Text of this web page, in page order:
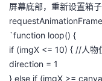
屏幕底部，重新设置箱
`function loop() {
if (imgX <= 10) { //人物
direction = 1
} else if (imgX >=